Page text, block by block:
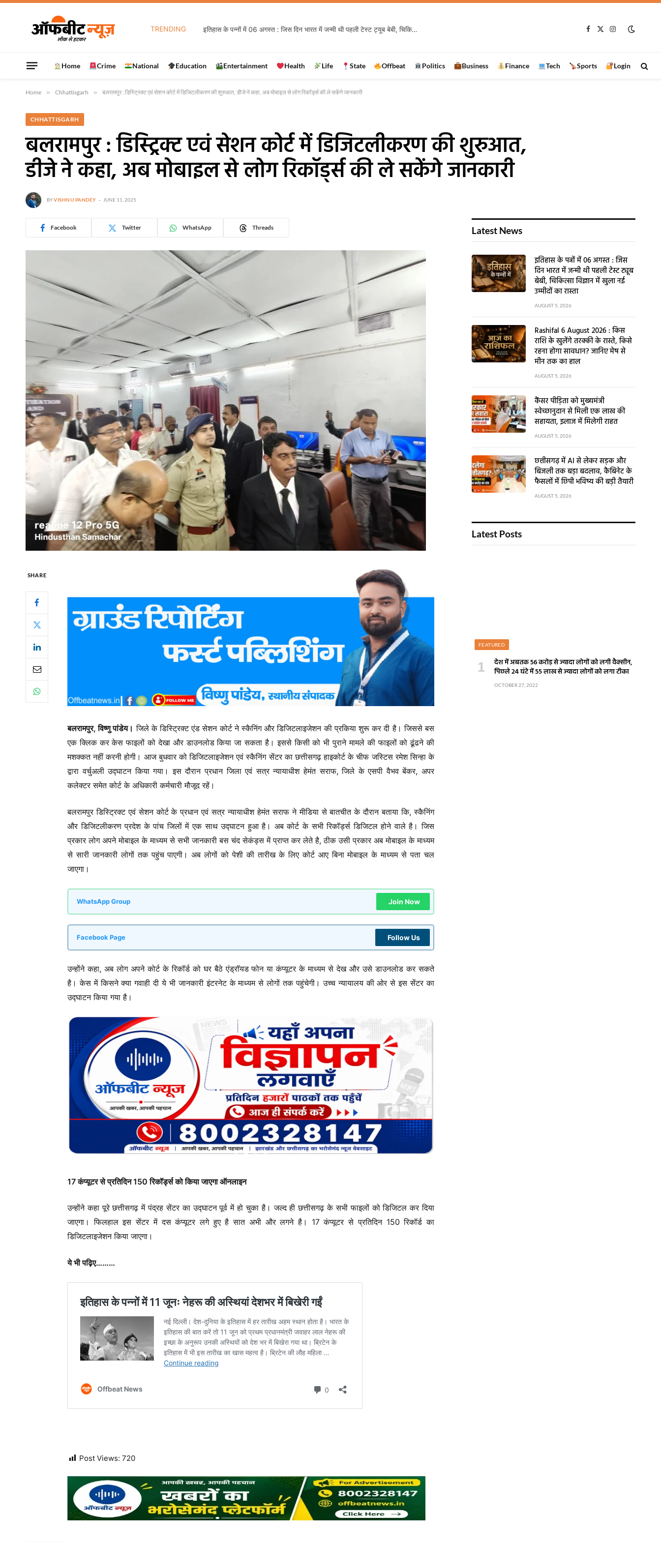
TRENDING Rashifal 6 August 2026 : किस राशि के खुलेंगे तरक्की के रास्ते, किसे रहना होगा सावधान? जानिए मेष से मीन तक का हाल
Facebook
X
Instagram
Home Crime National Education Entertainment Health Life State Offbeat Politics Business Finance Tech Sports Login
Home » Chhattisgarh » बलरामपुर : डिस्ट्रिक्ट एवं सेशन कोर्ट में डिजिटलीकरण की शुरुआत, डीजे ने कहा, अब मोबाइल से लाेग रिकॉर्ड्स की ले सकेंगे जानकारी
CHHATTISGARH
बलरामपुर : डिस्ट्रिक्ट एवं सेशन कोर्ट में डिजिटलीकरण की शुरुआत,
डीजे ने कहा, अब मोबाइल से लाेग रिकॉर्ड्स की ले सकेंगे जानकारी
BYVISHNU PANDEY JUNE 11, 2025
Facebook Twitter WhatsApp Threads
SHARE
बलरामपुर, विष्णु पांडेय। जिले के डिस्ट्रिक्ट एंड सेशन कोर्ट ने स्कैनिंग और डिजिटलाइजेशन की प्रकिया शुरू कर दी है। जिससे बस
एक क्लिक कर केस फाइलों को देखा और डाउनलोड किया जा सकता है। इससे किसी को भी पुराने मामले की फाइलों को ढूंढने की
मशक्कत नहीं करनी होगी। आज बुधवार को डिजिटलाइजेशन एवं स्कैनिंग सेंटर का छत्तीसगढ़ हाइकोर्ट के चीफ जस्टिस रमेश सिन्हा के
द्वारा वर्चुअली उद्घाटन किया गया। इस दौरान प्रधान जिला एवं सत्र न्यायाधीश हेमंत सराफ, जिले के एसपी वैभव बेंकर, अपर
कलेक्टर समेत कोर्ट के अधिकारी कर्मचारी मौजूद रहें।
बलरामपुर डिस्ट्रिक्ट एवं सेशन कोर्ट के प्रधान एवं सत्र न्यायाधीश हेमंत सराफ ने मीडिया से बातचीत के दौरान बताया कि, स्कैनिंग
और डिजिटलीकरण प्रदेश के पांच जिलों में एक साथ उद्घाटन हुआ है। अब कोर्ट के सभी रिकॉर्ड्स डिजिटल होने वाले है। जिस
प्रकार लोग अपने मोबाइल के माध्यम से सभी जानकारी बस चंद सेकंड्स में प्राप्त कर लेते है, ठीक उसी प्रकार अब मोबाइल के माध्यम
से सारी जानकारी लोगों तक पहुंच पाएगी। अब लोगों को पेशी की तारीख के लिए कोर्ट आए बिना मोबाइल के माध्यम से पता चल
जाएगा।
WhatsApp Group Join Now
Facebook Page Follow Us
उन्होंने कहा, अब लोग अपने कोर्ट के रिकॉर्ड को घर बैठे एंड्रॉयड फोन या कंप्यूटर के माध्यम से देख और उसे डाउनलोड कर सकते
है। केस में किसने क्या गवाही दी ये भी जानकारी इंटरनेट के माध्यम से लोगों तक पहुंचेगी। उच्च न्यायालय की ओर से इस सेंटर का
उद्घाटन किया गया है।
17 कंप्यूटर से प्रतिदिन 150 रिकॉर्ड्स को किया जाएगा ऑनलाइन
उन्होंने कहा पूरे छत्तीसगढ़ में पंद्रह सेंटर का उद्घाटन पूर्व में हो चुका है। जल्द ही छत्तीसगढ़ के सभी फाइलों को डिजिटल कर दिया
जाएगा। फिलहाल इस सेंटर में दस कंप्यूटर लगे हुए है सात अभी और लगने है। 17 कंप्यूटर से प्रतिदिन 150 रिकॉर्ड का
डिजिटलाइजेशन किया जाएगा।
ये भी पढ़िए………
Post Views: 720
Latest News
इतिहास के पन्नों में 06 अगस्त : जिस
दिन भारत में जन्मी थी पहली टेस्ट ट्यूब
बेबी, चिकित्सा विज्ञान में खुला नई
उम्मीदों का रास्ता
AUGUST 5, 2026
Rashifal 6 August 2026 : किस
राशि के खुलेंगे तरक्की के रास्ते, किसे
रहना होगा सावधान? जानिए मेष से
मीन तक का हाल
AUGUST 5, 2026
कैंसर पीड़िता को मुख्यमंत्री
स्वेच्छानुदान से मिली एक लाख की
सहायता, इलाज में मिलेगी राहत
AUGUST 5, 2026
छत्तीसगढ़ में AI से लेकर सड़क और
बिजली तक बड़ा बदलाव, कैबिनेट के
फैसलों में छिपी भविष्य की बड़ी तैयारी
AUGUST 5, 2026
Latest Posts
FEATURED
देश में अबतक 56 करोड़ से ज्यादा लोगों को लगी वैक्सीन,
पिछले 24 घंटे में 55 लाख से ज्यादा लोगों को लगा टीका
OCTOBER 27, 2022